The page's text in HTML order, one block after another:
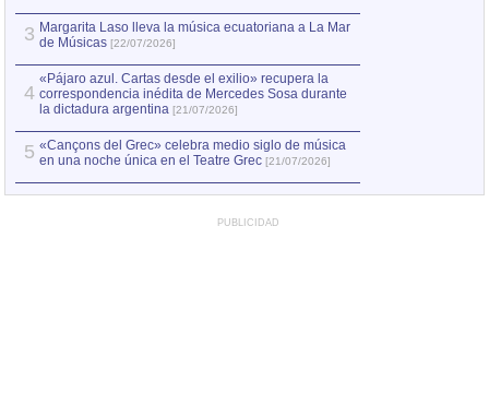
3 Margarita Laso lleva la música ecuatoriana a La Mar
de Músicas [22/07/2026]
4
«Pájaro azul. Cartas desde el exilio» recupera la
correspondencia inédita de Mercedes Sosa durante
la dictadura argentina [21/07/2026]
5 «Cançons del Grec» celebra medio siglo de música
en una noche única en el Teatre Grec [21/07/2026]
PUBLICIDAD